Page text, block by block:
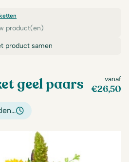
product(en)
product samen
geel paars vanaf
€26,50